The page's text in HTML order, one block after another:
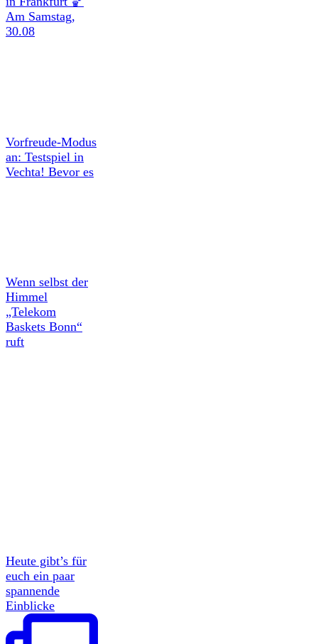
Am Samstag,
30.08
Vorfreude-Modus
an: Testspiel in
Vechta! Bevor es
Wenn selbst der
Himmel
„Telekom
Baskets Bonn“
ruft
Heute gibt’s für
euch ein paar
spannende
Einblicke